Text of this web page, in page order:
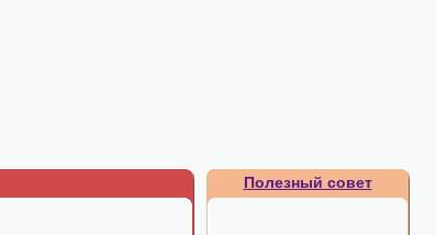
Полезный совет